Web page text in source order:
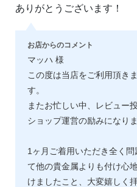
ありがとうございます！
お店からのコメント
マッハ 様
この度は当店をご利用頂き
す。
またお忙しい中、レビュー
ショップ運営の励みになりま
1ヶ月ご着用いただき全く
て他の貴金属よりも付け心
けましたこと、大変嬉しく